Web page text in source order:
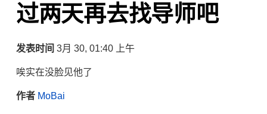
过两天再去找导师吧
发表时间 3月 30, 01:40 上午
唉实在没脸见他了
作者 MoBai